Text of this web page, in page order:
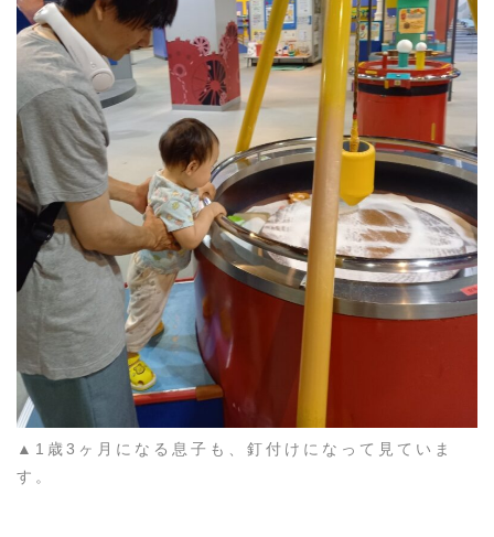
▲1歳3ヶ月になる息子も、釘付けになって見ていま
す。